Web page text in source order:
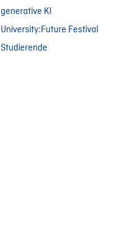
generative KI
University:Future Festival
Studierende